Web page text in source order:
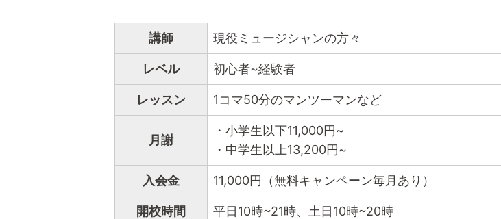
講師 現役ミュージシャンの方々
レベル 初心者~経験者
レッスン 1コマ50分のマンツーマンなど
月謝
・小学生以下11,000円~
・中学生以上13,200円~
入会金 11,000円（無料キャンペーン毎月あり）
開校時間 平日10時~21時、土日10時~20時